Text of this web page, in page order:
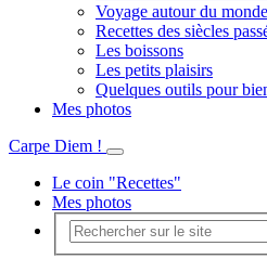
Voyage autour du monde
Recettes des siècles
Les boissons
Les petits plaisirs
Quelques outils pour
Mes photos
Carpe Diem !
Le coin "Recettes"
Mes photos